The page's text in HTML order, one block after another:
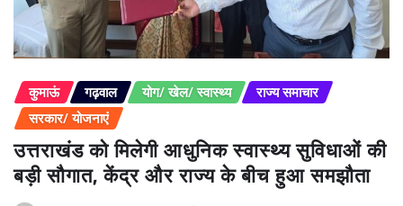
कुमाऊं गढ़वाल योग/ खेल/ स्वास्थ्य
राज्य समाचार
सरकार/ योजनाएं
उत्तराखंड को मिलेगी आधुनिक स्वास्थ्य सुविधाओं की
बड़ी सौगात, केंद्र और राज्य के बीच हुआ समझौता